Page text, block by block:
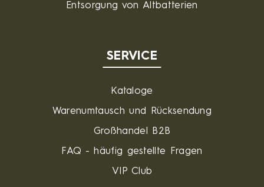
Entsorgung von Altbatterien
SERVICE
Kataloge
Warenumtausch und Rücksendung
Großhandel B2B
FAQ - häufig gestellte Fragen
VIP Club